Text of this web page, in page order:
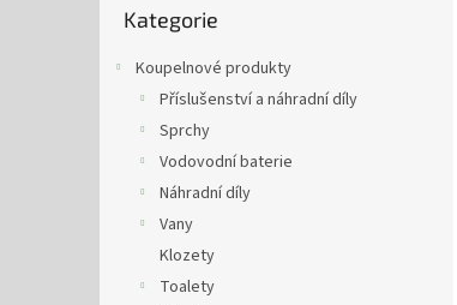
kategorie
Kategorie
Koupelnové produkty
Příslušenství a náhradní díly
Sprchy
Vodovodní baterie
Náhradní díly
Vany
Klozety
Toalety